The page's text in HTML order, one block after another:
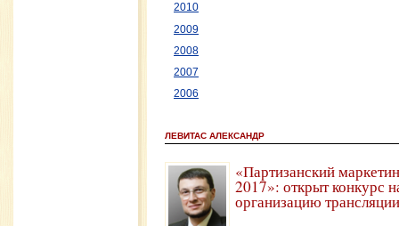
2010
2009
2008
2007
2006
ЛЕВИТАС АЛЕКСАНДР
«Партизанский
2017»: открыт конкурс
организацию трансляции